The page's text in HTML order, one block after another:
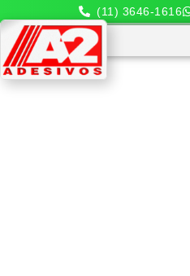
(11) 3646-1616